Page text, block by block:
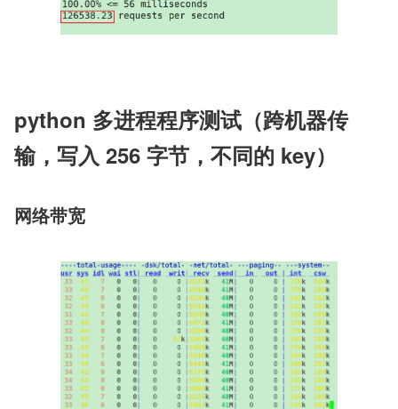
python 多进程程序测试（跨机器传
输，写入 256 字节，不同的 key）
网络带宽